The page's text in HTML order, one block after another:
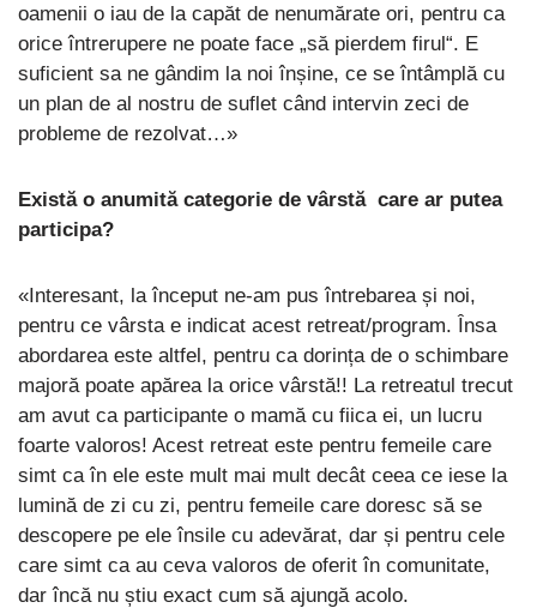
oamenii o iau de la capăt de nenumărate ori, pentru ca
orice întrerupere ne poate face „să pierdem firul“. E
suficient sa ne gândim la noi înșine, ce se întâmplă cu
un plan de al nostru de suflet când intervin zeci de
probleme de rezolvat…»
Există o anumită categorie de vârstă care ar putea
participa?
«Interesant, la început ne-am pus întrebarea și noi,
pentru ce vârsta e indicat acest retreat/program. Însa
abordarea este altfel, pentru ca dorința de o schimbare
majoră poate apărea la orice vârstă!! La retreatul trecut
am avut ca participante o mamă cu fiica ei, un lucru
foarte valoros! Acest retreat este pentru femeile care
simt ca în ele este mult mai mult decât ceea ce iese la
lumină de zi cu zi, pentru femeile care doresc să se
descopere pe ele însile cu adevărat, dar și pentru cele
care simt ca au ceva valoros de oferit în comunitate,
dar încă nu știu exact cum să ajungă acolo.